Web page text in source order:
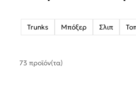
Trunks Μπόξερ Σλιπ
73 προϊόν(τα)